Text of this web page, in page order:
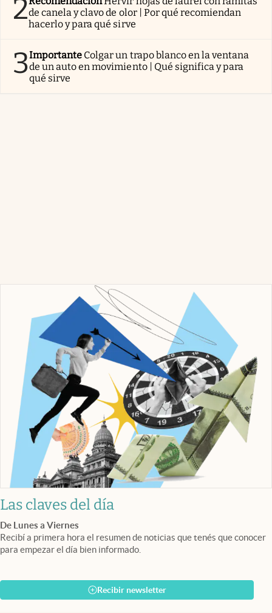
2de canela y clavo de olor | Por qué recomiendan
hacerlo y para qué sirve
3Importante Colgar un trapo blanco en la ventana
de un auto en movimiento | Qué significa y para
qué sirve
Las claves del día
De Lunes a Viernes
Recibí a primera hora el resumen de noticias que tenés que conocer
para empezar el día bien informado.
Recibir newsletter